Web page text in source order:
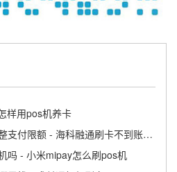
样用pos机养卡
海科融通POS机如何调整支付限额 - 海科融通刷卡不到账怎么办
吗 - 小米mipay怎么刷pos机